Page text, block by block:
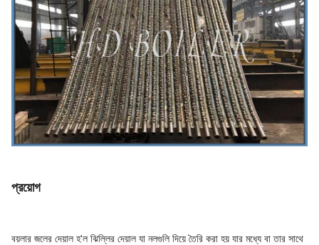
প্রয়োগ
বয়লার জলের দেয়াল হ'ল ঝিল্লির দেয়াল যা নলগুলি দিয়ে তৈরি করা হয় যার মধ্যে বা তার সাথে